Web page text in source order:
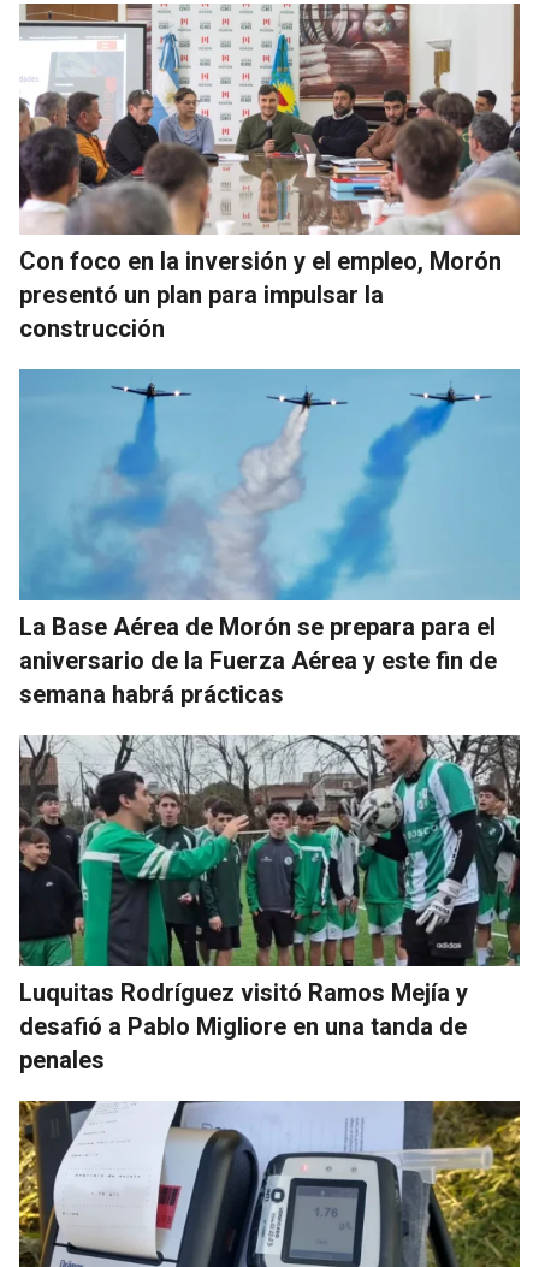
Con foco en la inversión y el empleo, Morón
presentó un plan para impulsar la
construcción
La Base Aérea de Morón se prepara para el
aniversario de la Fuerza Aérea y este fin de
semana habrá prácticas
Luquitas Rodríguez visitó Ramos Mejía y
desafió a Pablo Migliore en una tanda de
penales